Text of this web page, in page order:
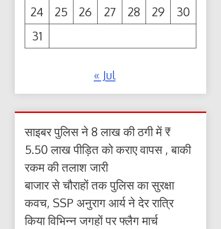
24
25 26 27 28 29
30
31
« Jul
साइबर पुलिस ने 8 लाख की ठगी में ₹
5.50 लाख पीड़ित को कराए वापस , बाकी
रकम की तलाश जारी
बाजार से चौराहों तक पुलिस का सुरक्षा
कवच, SSP अनुराग आर्य ने देर रात्रि
किया विभिन्न जगहों पर फ्लैग मार्च